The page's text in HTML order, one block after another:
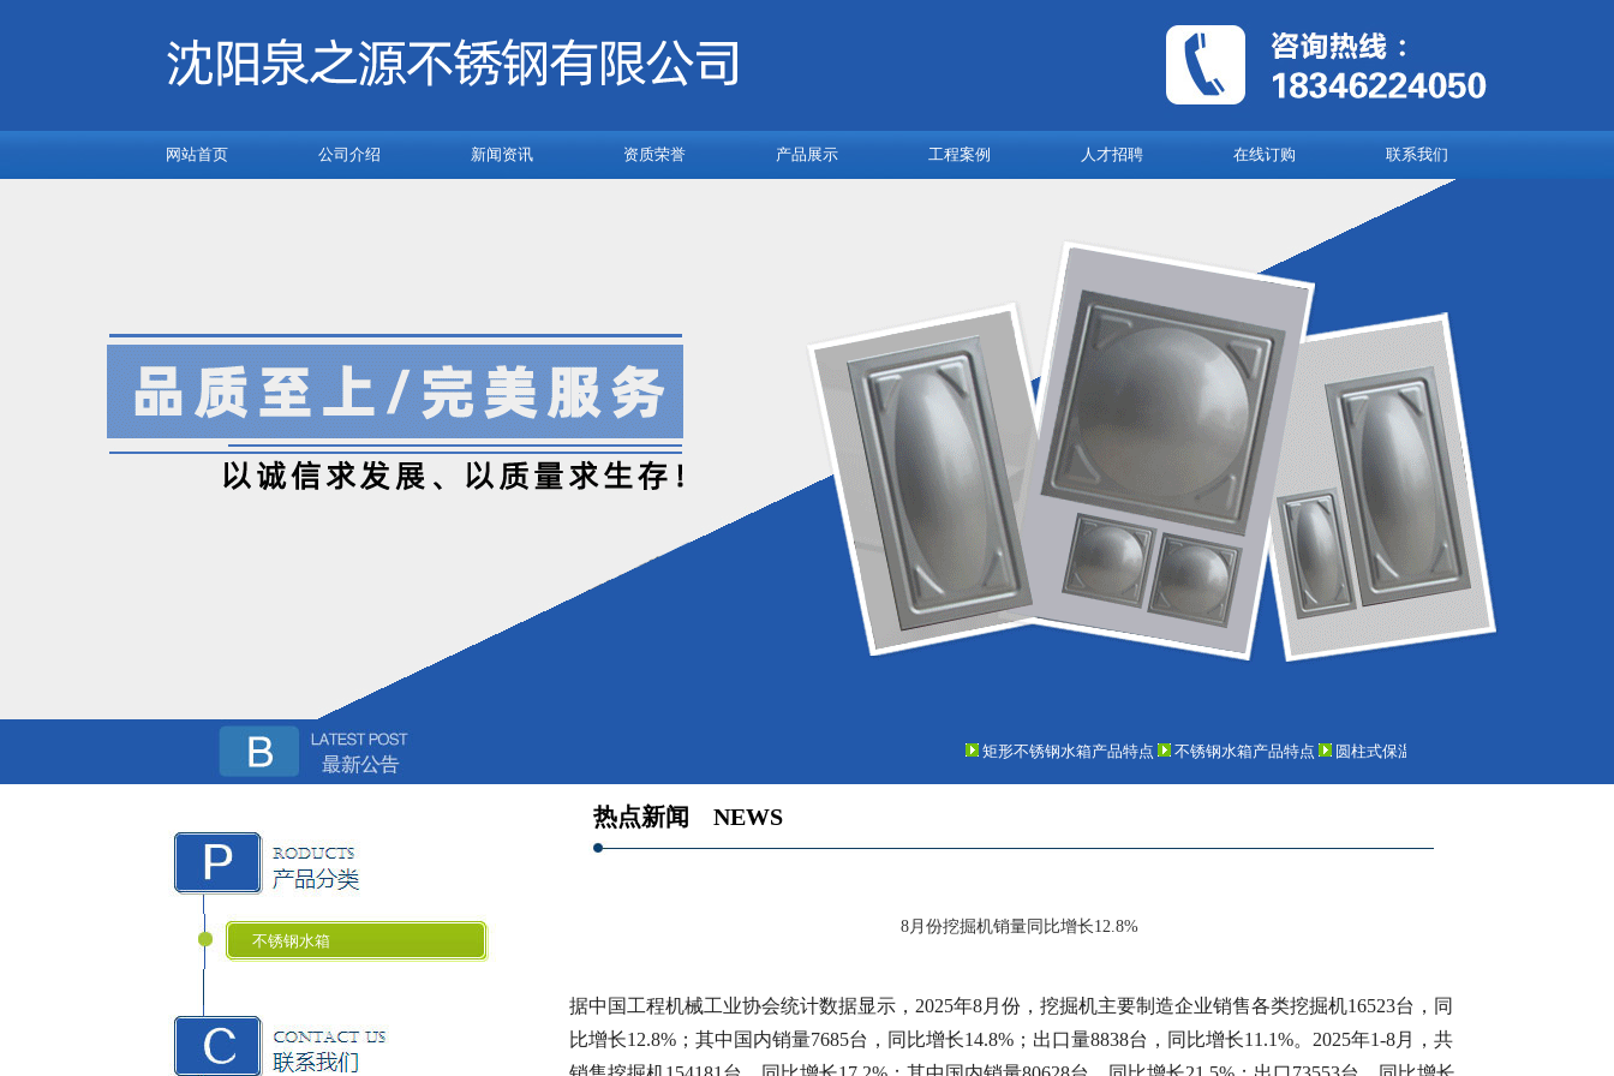
网站首页 公司介绍 新闻资讯 资质荣誉 产品展示 工程案例 人才招聘 在线订购 联系我们
矩形不锈钢水箱产品特点 不锈钢水箱产品特点 圆柱式保温水箱介绍
不锈钢水箱
热点新闻 NEWS
8月份挖掘机销量同比增长12.8%
据中国工程机械工业协会统计数据显示，2025年8月份，挖掘机主要制造企业销售各类挖掘机16523台，同
比增长12.8%；其中国内销量7685台，同比增长14.8%；出口量8838台，同比增长11.1%。2025年1-8月，共